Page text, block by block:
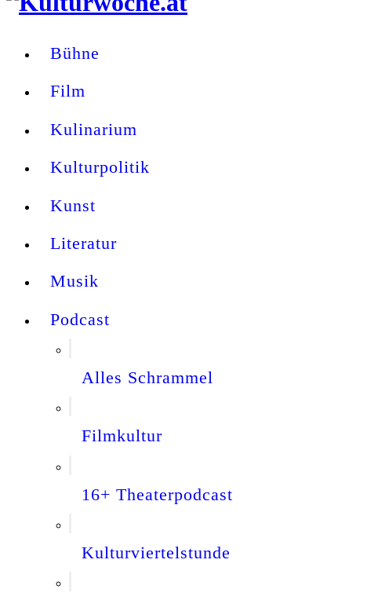
Bühne
Film
Kulinarium
Kulturpolitik
Kunst
Literatur
Musik
Podcast
Alles Schrammel
Filmkultur
16+ Theaterpodcast
Kulturviertelstunde